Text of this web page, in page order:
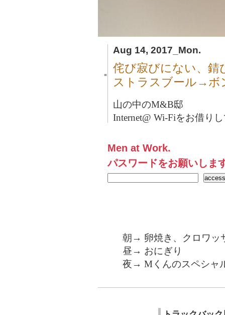
Aug 14, 2017_Mon.
■
侘び寂びにない、錆
ストラスブール→ボ
山の中のM&B邸
Internet@ Wi-Fiをお借り
Men at Work.
パスワードをお願いしま
朝→ 卵焼き、クロワッ
昼→ おにぎり
夜→ Mくんのスペシャ